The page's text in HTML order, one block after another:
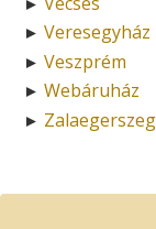
► Veresegyház
► Veszprém
► Webáruház
►